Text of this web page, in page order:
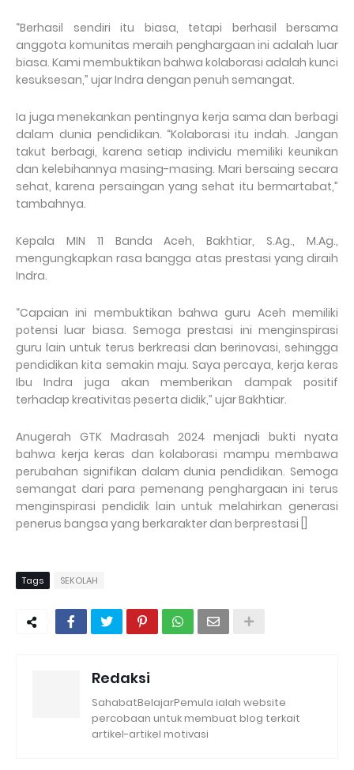
“Berhasil sendiri itu biasa, tetapi berhasil bersama
anggota komunitas meraih penghargaan ini adalah luar
biasa. Kami membuktikan bahwa kolaborasi adalah kunci
kesuksesan,” ujar Indra dengan penuh semangat.
Ia juga menekankan pentingnya kerja sama dan berbagi
dalam dunia pendidikan. “Kolaborasi itu indah. Jangan
takut berbagi, karena setiap individu memiliki keunikan
dan kelebihannya masing-masing. Mari bersaing secara
sehat, karena persaingan yang sehat itu bermartabat,”
tambahnya.
Kepala MIN 11 Banda Aceh, Bakhtiar, S.Ag., M.Ag.,
mengungkapkan rasa bangga atas prestasi yang diraih
Indra.
“Capaian ini membuktikan bahwa guru Aceh memiliki
potensi luar biasa. Semoga prestasi ini menginspirasi
guru lain untuk terus berkreasi dan berinovasi, sehingga
pendidikan kita semakin maju. Saya percaya, kerja keras
Ibu Indra juga akan memberikan dampak positif
terhadap kreativitas peserta didik,” ujar Bakhtiar.
Anugerah GTK Madrasah 2024 menjadi bukti nyata
bahwa kerja keras dan kolaborasi mampu membawa
perubahan signifikan dalam dunia pendidikan. Semoga
semangat dari para pemenang penghargaan ini terus
menginspirasi pendidik lain untuk melahirkan generasi
penerus bangsa yang berkarakter dan berprestasi []
Tags SEKOLAH
Redaksi
SahabatBelajarPemula ialah website
percobaan untuk membuat blog terkait
artikel-artikel motivasi